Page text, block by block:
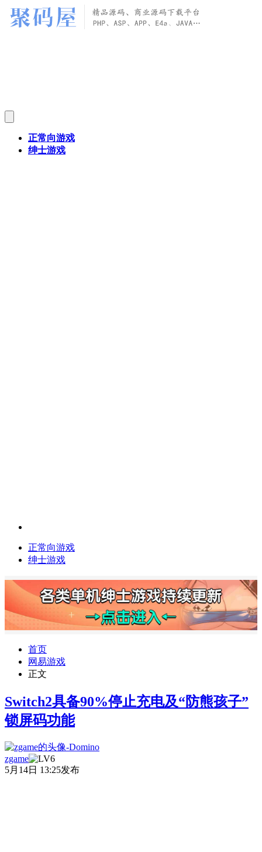
正常向游戏
绅士游戏
正常向游戏
绅士游戏
首页
网易游戏
正文
Switch2具备90%停止充电及“防熊孩子”
锁屏码功能
zgame
5月14日 13:25发布